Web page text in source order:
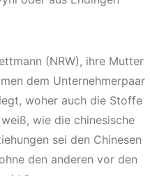
(NRW), ihre Mutter
dem Unternehmerpaar
woher auch die Stoffe
wie die chinesische
sei den Chinesen
den anderen vor den